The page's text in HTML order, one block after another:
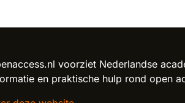
voorziet Nederlandse
en praktische hulp rond open